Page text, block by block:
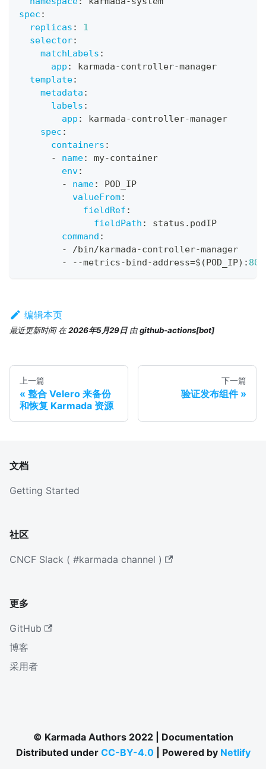
spec :
replicas :
1
selector:
matchLabels :
app : karmada-controller-manager
template:
metadata :
labels :
app : karmada-controller-manager
spec :
containers :
-
name: my-container
env:
-
name:
POD_IP
valueFrom:
fieldRef :
fieldPath :
status.podIP
command :
-
/bin/karmada-controller-manager
-
- -metrics-bind-address=$(POD_IP) :
编辑本页
最近更新时间在2026年5月29日由github-actions[bot]
上一篇
整合 Velero 来备份
和恢复 Karmada 资源
下一篇
验证发布组件
文档
Getting Started
社区
CNCF Slack ( #karmada channel )
更多
GitHub
博客
采用者
© Karmada Authors 2022 | Documentation
Distributed under CC-BY-4.0 | Powered by Netlify